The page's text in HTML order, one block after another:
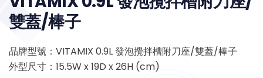
雙蓋/棒子
品牌型號：VITAMIX 0.9L 發泡攪拌槽附刀座/雙蓋/棒子
外型尺寸：15.5W x 19D x 26H (cm)